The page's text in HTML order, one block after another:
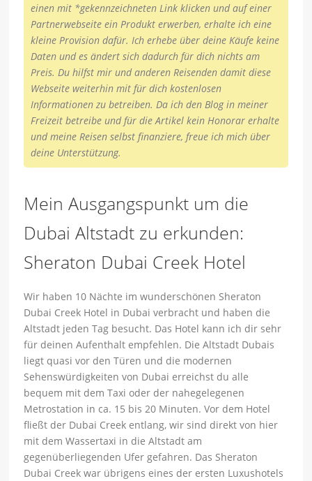
einen mit *gekennzeichneten Link klicken und auf einer
Partnerwebseite ein Produkt erwerben, erhalte ich eine
kleine Provision dafür. Ich erhebe über deine Käufe keine
Daten und es ändert sich dadurch für dich nichts am
Preis. Du hilfst mir und anderen Reisenden damit diese
Webseite weiterhin mit für dich kostenlosen
Informationen zu betreiben. Da ich den Blog in meiner
Freizeit betreibe und für die Artikel kein Honorar erhalte
und meine Reisen selbst finanziere, freue ich mich über
deine Unterstützung.
Mein Ausgangspunkt um die
Dubai Altstadt zu erkunden:
Sheraton Dubai Creek Hotel
Wir haben 10 Nächte im wunderschönen Sheraton
Dubai Creek Hotel in Dubai verbracht und haben die
Altstadt jeden Tag besucht. Das Hotel kann ich dir sehr
für deinen Aufenthalt empfehlen. Die Altstadt Dubais
liegt quasi vor den Türen und die modernen
Sehenswürdigkeiten von Dubai erreichst du alle
bequem mit dem Taxi oder der nahegelegenen
Metrostation in ca. 15 bis 20 Minuten. Vor dem Hotel
fließt der Dubai Creek entlang, wir sind direkt von hier
mit dem Wassertaxi in die Altstadt am
gegenüberliegenden Ufer gefahren. Das Sheraton
Dubai Creek war übrigens eines der ersten Luxushotels